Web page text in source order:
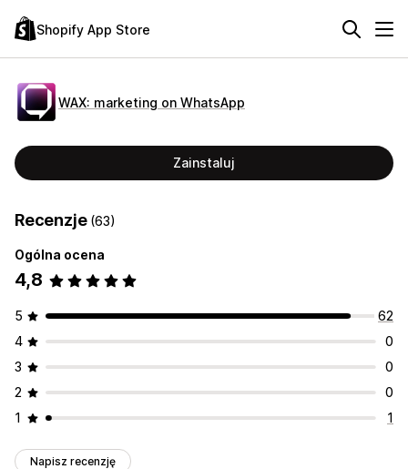
Shopify App Store
WAX: marketing on WhatsApp
Zainstaluj
Recenzje (63)
Ogólna ocena
4,8
5
62
4
0
3
0
2
0
1
1
Napisz recenzję